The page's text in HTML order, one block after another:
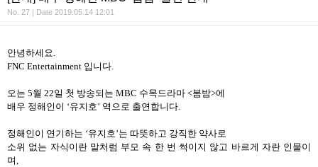
No. 27 | Date 2019.05.14 12:01
안녕하세요.
FNC Entertainment 입니다.
오는 5월 22일 첫 방송되는 MBC 수목드라마 <봄밤>에
배우 정해인이 ‘유지호’ 역으로 출연합니다.
정해인이 연기하는 ‘유지호’는 따뜻하고 강직한 약사로
소위 없는 자식이란 말처럼 부모 속 한 번 썩이지 않고 바르게 자란 인물이
며,